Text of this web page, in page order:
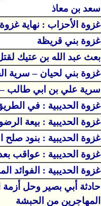
سعد بن معاذ
غزوة الأحزاب : نهاية
غزوة بني قريظة
بعث عبد الله بن عتيك
غزوة بني لحيان – سرية
سرية علي بن ابي طالب
غزوة الحديبية : في
غزوة الحديبية : بيعة
غزوة الحديبية : بنود صلح
غزوة الحديبية : عواقب
غزوة الحديبية : الفوائد
حادثة أبي بصير وحل
المهاجرين من الحبشة